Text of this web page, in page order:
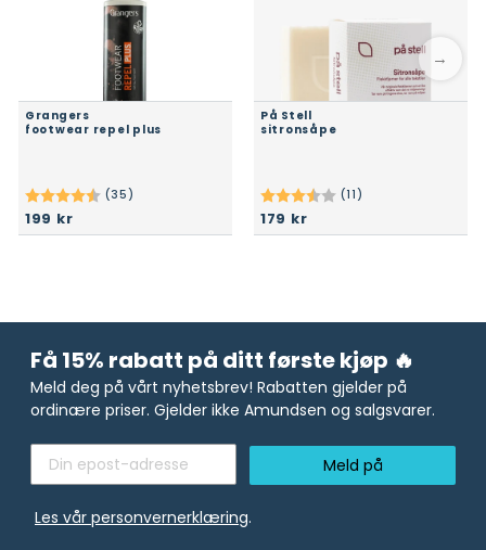
Grangers
footwear repel plus
Karakter: (35)
4.8 av 5 mulige
199 kr
På Stell
sitronsåpe
Karakter: (11)
3.9 av 5 mulige
179 kr
→
Få 15% rabatt på ditt første kjøp 🔥
Meld deg på vårt nyhetsbrev! Rabatten gjelder på
ordinære priser. Gjelder ikke Amundsen og salgsvarer.
Meld på
Les vår personvernerklæring.